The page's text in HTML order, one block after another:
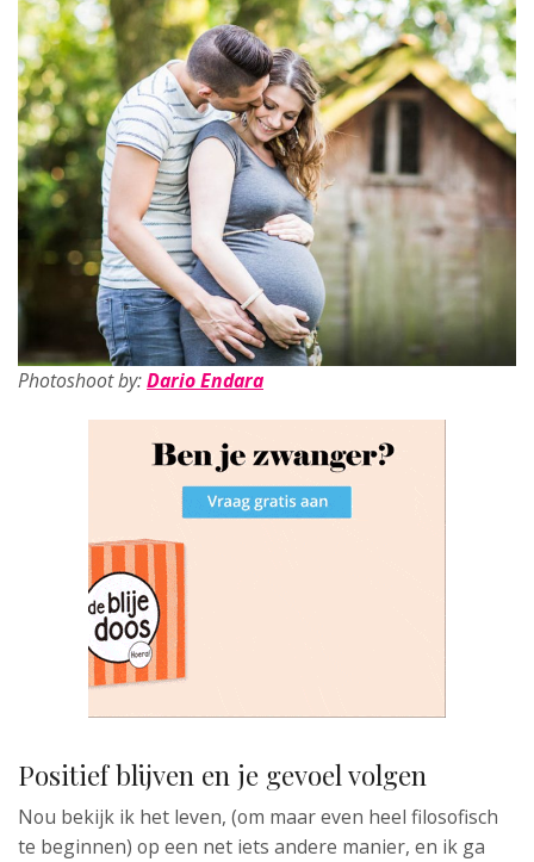
Photoshoot by:Dario Endara
Positief blijven en je gevoel volgen
Nou bekijk ik het leven, (om maar even heel filosofisch
te beginnen) op een net iets andere manier, en ik ga